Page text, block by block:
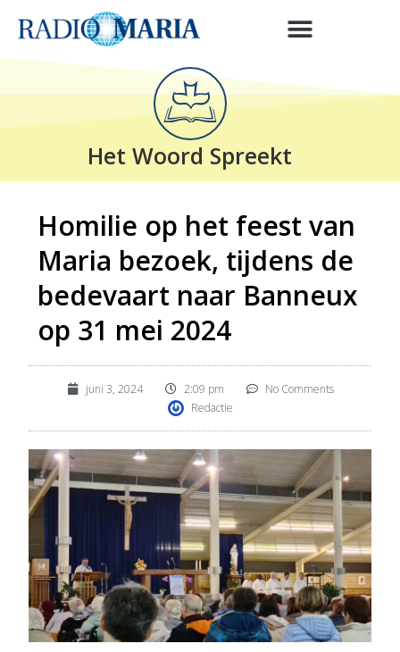
Het Woord Spreekt
Homilie op het feest van
Maria bezoek, tijdens de
bedevaart naar Banneux
op 31 mei 2024
juni 3, 2024 2:09 pm
No Comments
Redactie